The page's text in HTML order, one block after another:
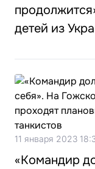
детей из
11 января 2023
«Командир